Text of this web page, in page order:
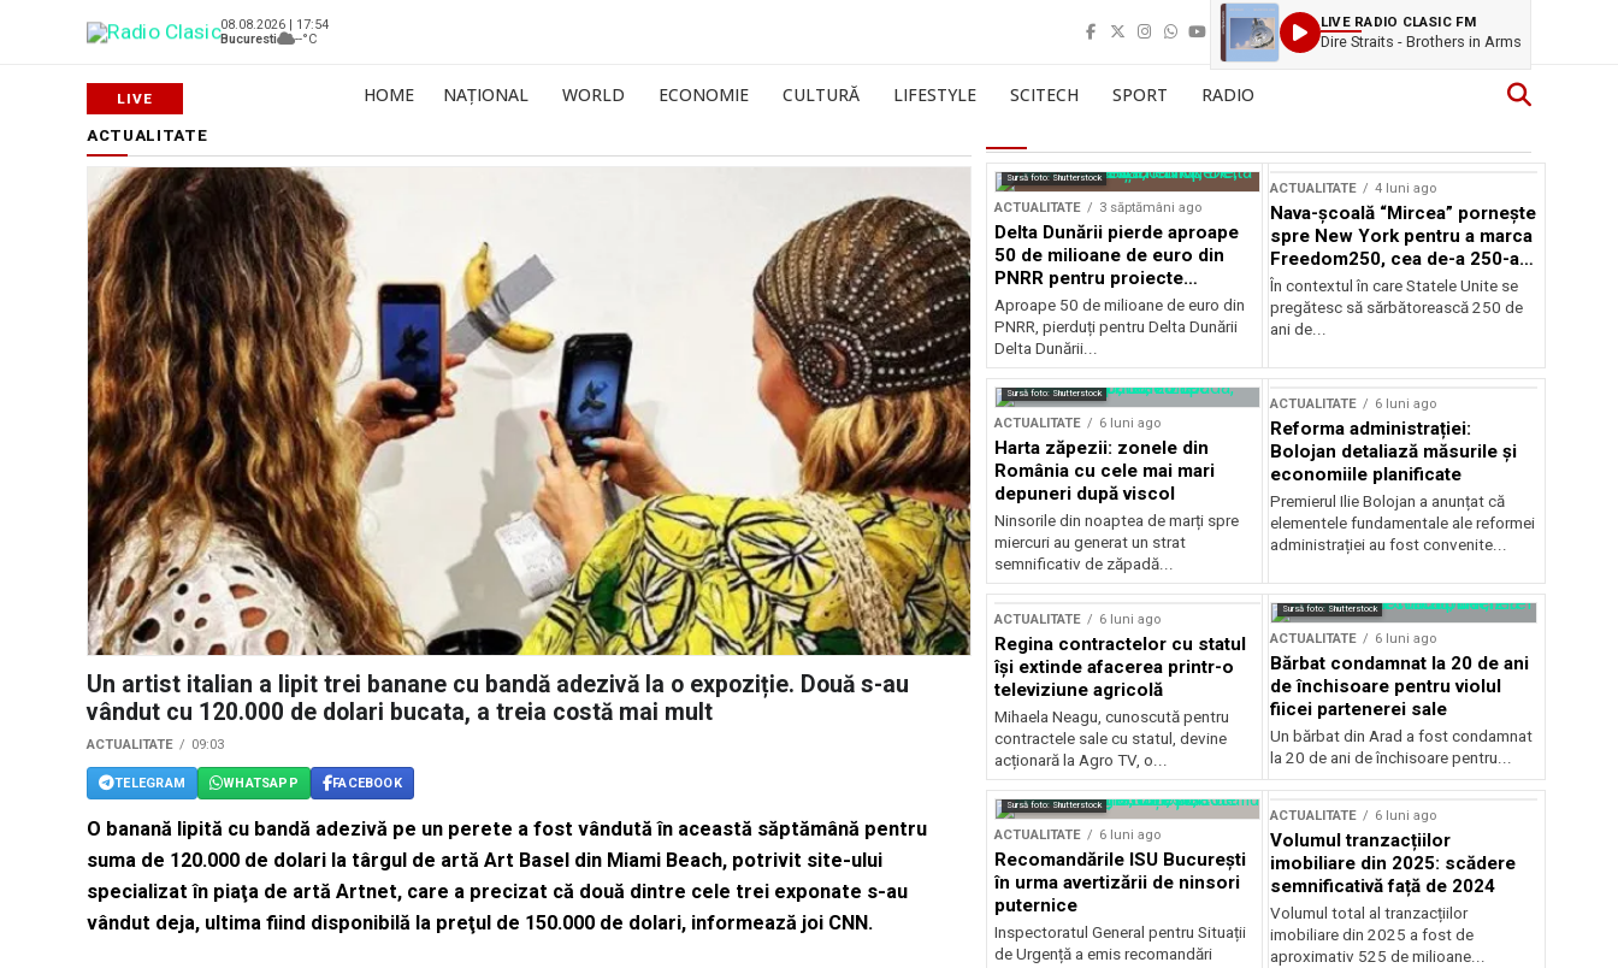
08.08.2026 | 17:54
Bucuresti
--°C
LIVE RADIO CLASIC FM
Dire Straits - Brothers in Arms
HOME NAȚIONAL WORLD ECONOMIE CULTURĂ LIFESTYLE SCITECH SPORT RADIO
ACTUALITATE
Un artist italian a lipit trei banane cu bandă adezivă la o expoziție. Două s-au
vândut cu 120.000 de dolari bucata, a treia costă mai mult
ACTUALITATE 09:03
TELEGRAM WHATSAPP FACEBOOK
O banană lipită cu bandă adezivă pe un perete a fost vândută în această săptămână pentru
suma de 120.000 de dolari la târgul de artă Art Basel din Miami Beach, potrivit site-ului
specializat în piaţa de artă Artnet, care a precizat că două dintre cele trei exponate s-au
vândut deja, ultima fiind disponibilă la preţul de 150.000 de dolari, informează joi CNN.
Sursă foto: Shutterstock
ACTUALITATE 3 săptămâni ago
Delta Dunării pierde aproape
50 de milioane de euro din
PNRR pentru proiecte
esențiale
Aproape 50 de milioane de euro din
PNRR, pierduți pentru Delta Dunării
Delta Dunării...
ACTUALITATE 4 luni ago
Nava-școală “Mircea” pornește
spre New York pentru a marca
Freedom250, cea de-a 250-a
aniversare a Statelor Unite
În contextul în care Statele Unite se
pregătesc să sărbătorească 250 de
ani de...
Sursă foto: Shutterstock
ACTUALITATE 6 luni ago
Harta zăpezii: zonele din
România cu cele mai mari
depuneri după viscol
Ninsorile din noaptea de marți spre
miercuri au generat un strat
semnificativ de zăpadă...
ACTUALITATE 6 luni ago
Reforma administrației:
Bolojan detaliază măsurile și
economiile planificate
Premierul Ilie Bolojan a anunțat că
elementele fundamentale ale reformei
administrației au fost convenite...
ACTUALITATE 6 luni ago
Regina contractelor cu statul
își extinde afacerea printr-o
televiziune agricolă
Mihaela Neagu, cunoscută pentru
contractele sale cu statul, devine
acționară la Agro TV, o...
Sursă foto: Shutterstock
ACTUALITATE 6 luni ago
Bărbat condamnat la 20 de ani
de închisoare pentru violul
fiicei partenerei sale
Un bărbat din Arad a fost condamnat
la 20 de ani de închisoare pentru...
Sursă foto: Shutterstock
ACTUALITATE 6 luni ago
Recomandările ISU București
în urma avertizării de ninsori
puternice
Inspectoratul General pentru Situații
de Urgență a emis recomandări
ACTUALITATE 6 luni ago
Volumul tranzacțiilor
imobiliare din 2025: scădere
semnificativă față de 2024
Volumul total al tranzacțiilor
imobiliare din 2025 a fost de
aproximativ 525 de milioane...